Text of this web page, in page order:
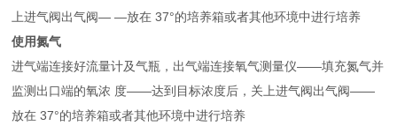
上进气阀出气阀— —放在 37°的培养箱或者其他环境中进行培养
使用氮气
进气端连接好流量计及气瓶，出气端连接氧气测量仪——填充氮气并
监测出口端的氧浓 度——达到目标浓度后，关上进气阀出气阀——
放在 37°的培养箱或者其他环境中进行培养